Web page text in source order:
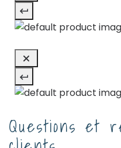
Questions et